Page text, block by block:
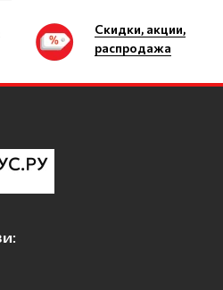
Скидки, акции,
распродажа